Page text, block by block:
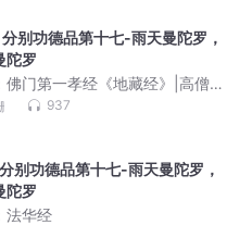
别功德品第十七-雨天曼陀罗，
陀罗
佛门第一孝经《地藏经》|高僧们
智慧|地藏菩萨的宏大誓愿
937
别功德品第十七-雨天曼陀罗，
陀罗
法华经